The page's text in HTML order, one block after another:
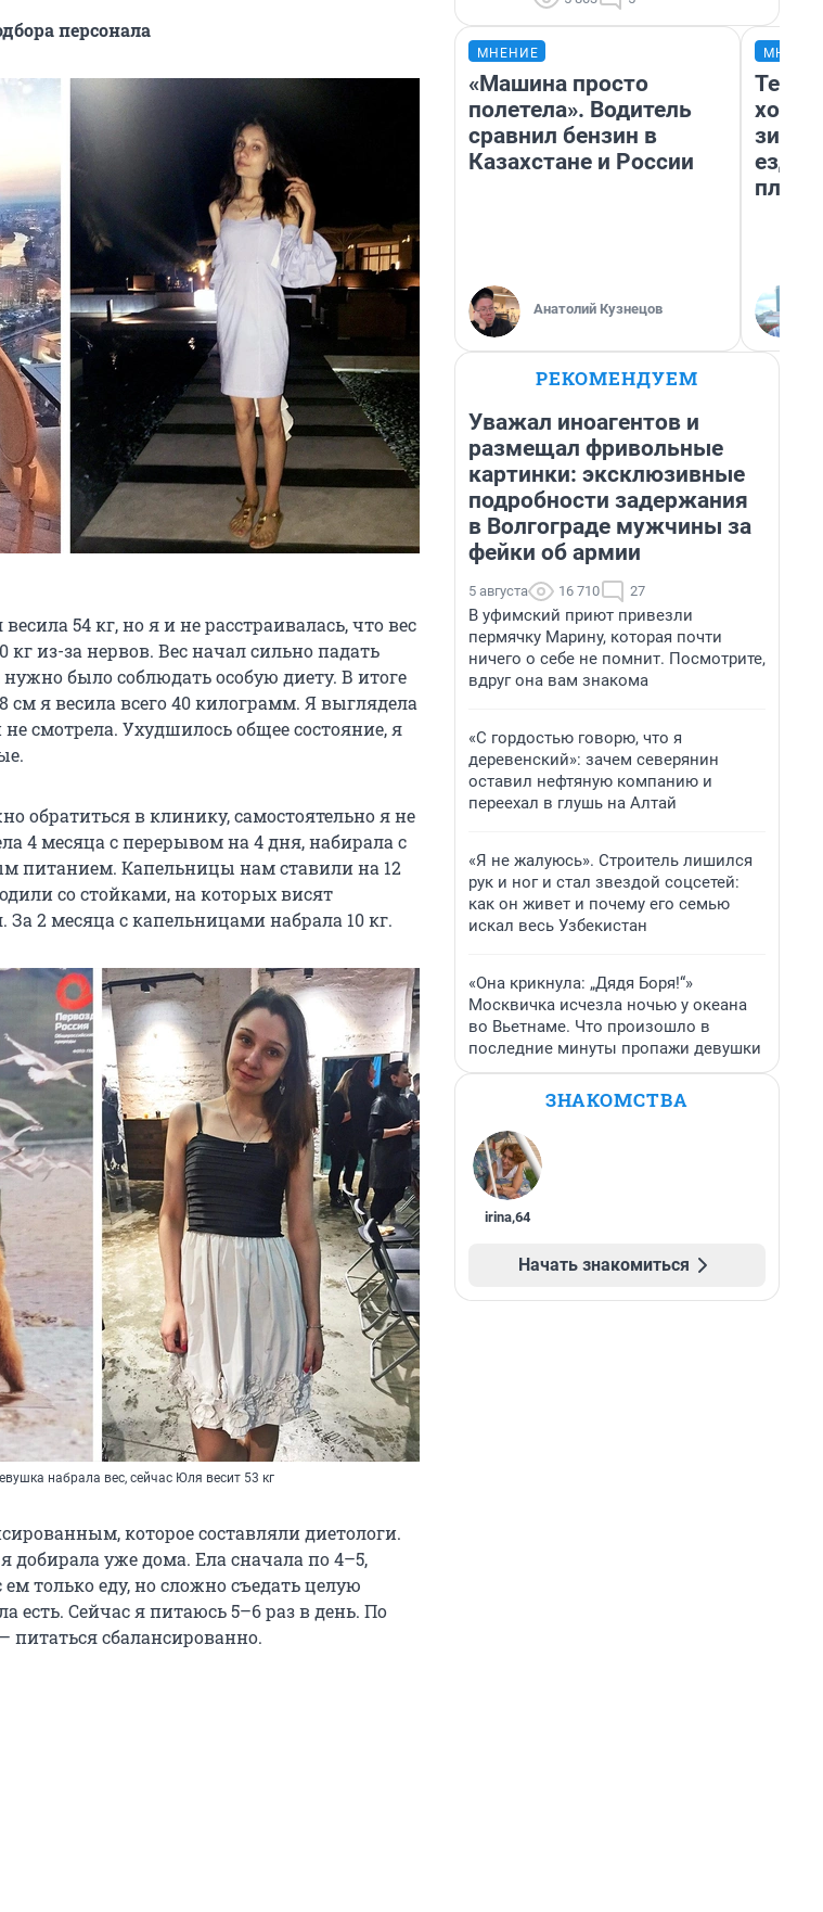
персонала
54 кг, но я и не расстраивалась, что вес
кг из-за нервов. Вес начал сильно падать
нужно было соблюдать особую диету. В итоге
см я весила всего 40 килограмм. Я выглядела
смотрела. Ухудшилось общее состояние, я
обратиться в клинику, самостоятельно я не
4 месяца с перерывом на 4 дня, набирала с
питанием. Капельницы нам ставили на 12
со стойками, на которых висят
За 2 месяца с капельницами набрала 10 кг.
набрала вес, сейчас Юля весит 53 кг
которое составляли диетологи.
уже дома. Ела сначала по 4–5,
только еду, но сложно съедать целую
есть. Сейчас я питаюсь 5–6 раз в день. По
питаться сбалансированно.
МНЕНИЕ
«Машина просто
полетела». Водитель
сравнил бензин в
Казахстане и России
Анатолий Кузнецов
ездит
РЕКОМЕНДУЕМ
Уважал иноагентов и
размещал фривольные
картинки: эксклюзивные
подробности задержания
в Волгограде мужчины за
фейки об армии
5 августа 16 710 27
В уфимский приют привезли
пермячку Марину, которая почти
ничего о себе не помнит. Посмотрите,
вдруг она вам знакома
«С гордостью говорю, что я
деревенский»: зачем северянин
оставил нефтяную компанию и
переехал в глушь на Алтай
«Я не жалуюсь». Строитель лишился
рук и ног и стал звездой соцсетей:
как он живет и почему его семью
искал весь Узбекистан
«Она крикнула: „Дядя Боря!“»
Москвичка исчезла ночью у океана
во Вьетнаме. Что произошло в
последние минуты пропажи девушки
ЗНАКОМСТВА
irina,64
Начать знакомиться